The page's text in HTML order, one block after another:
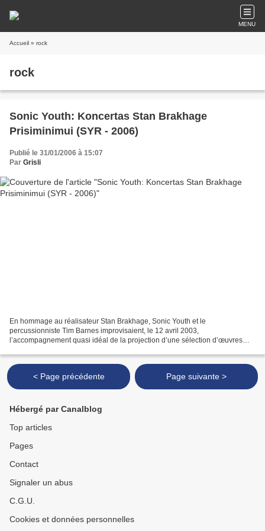
MENU
Accueil » rock
rock
Sonic Youth: Koncertas Stan Brakhage
Prisiminimui (SYR - 2006)
Publié le 31/01/2006 à 15:07
Par Grisli
En hommage au réalisateur Stan Brakhage, Sonic Youth et le
percussionniste Tim Barnes improvisaient, le 12 avril 2003,
l’accompagnement quasi idéal de la projection d’une sélection d’œuvres
< Page précédente Page suivante >
Hébergé par Canalblog
Top articles
Pages
Contact
Signaler un abus
C.G.U.
Cookies et données personnelles